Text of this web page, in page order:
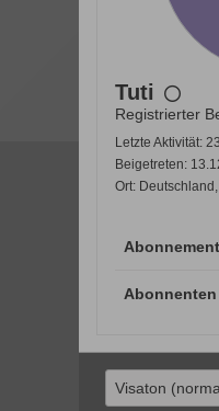
Tuti
Registrierter
Letzte Aktivität:
Beigetreten:
Ort:
Abonnenten
Visaton